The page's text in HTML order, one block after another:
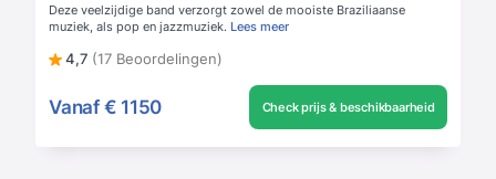
Deze veelzijdige band verzorgt zowel de mooiste Braziliaanse
muziek, als pop en jazzmuziek. Lees meer
4,7 (17 Beoordelingen)
Vanaf € 1150 Check prijs & beschikbaarheid